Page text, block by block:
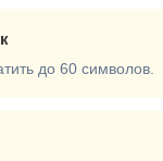
до 60 символов.